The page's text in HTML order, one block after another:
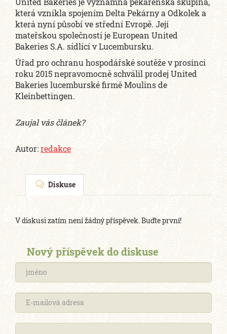
která vznikla spojením Delta Pekárny a Odkolek a
která nyní působí ve střední Evropě. Její
mateřskou společností je European United
Bakeries S.A. sídlící v Lucembursku.
Úřad pro ochranu hospodářské soutěže v prosinci
roku 2015 nepravomocně schválil prodej United
Bakeries lucemburské firmě Moulins de
Kleinbettingen.
Zaujal vás článek?
Autor:redakce
Diskuse
V diskusi zatím není žádný příspěvek. Buďte první!
Nový příspěvek do diskuse